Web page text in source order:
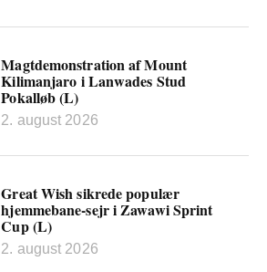
Magtdemonstration af Mount
Kilimanjaro i Lanwades Stud
Pokalløb (L)
2. august 2026
Great Wish sikrede populær
hjemmebane-sejr i Zawawi Sprint
Cup (L)
2. august 2026